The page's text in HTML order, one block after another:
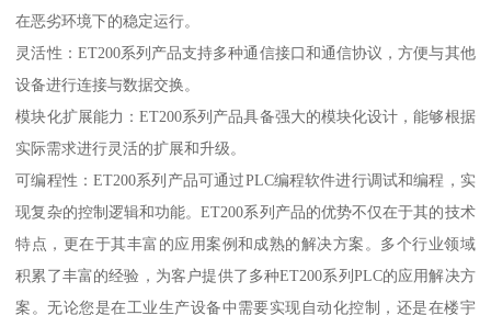
在恶劣环境下的稳定运行。
灵活性：ET200系列产品支持多种通信接口和通信协议，方便与其他
设备进行连接与数据交换。
模块化扩展能力：ET200系列产品具备强大的模块化设计，能够根据
实际需求进行灵活的扩展和升级。
可编程性：ET200系列产品可通过PLC编程软件进行调试和编程，实
现复杂的控制逻辑和功能。ET200系列产品的优势不仅在于其的技术
特点，更在于其丰富的应用案例和成熟的解决方案。多个行业领域
积累了丰富的经验，为客户提供了多种ET200系列PLC的应用解决方
案。无论您是在工业生产设备中需要实现自动化控制，还是在楼宇